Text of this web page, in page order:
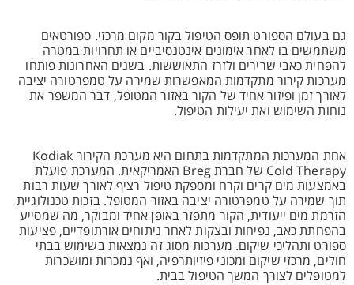
גם בעולם הספורט תופס הטיפול בקור מקום מרכזי. ספורטאים
משתמשים בו לאחר אימונים אינטנסיביים או תחרויות במטרה
להפחית כאבי שרירים ולזרז התאוששות. בשנים האחרונות פותחו
מערכות קירור מתקדמות המאפשרות שמירה על טמפרטורה יציבה
לאורך זמן ופיזור אחיד של הקור באזור המטופל, דבר המשפר את
נוחות השימוש ואת יעילות הטיפול.
אחת המערכות המתקדמות בתחום היא מערכת הקירור Kodiak
Cold Therapy של חברת Breg האמריקאית. המערכת פועלת
באמצעות מים קרים וקרח ומספקת טיפול רציף לאורך שעות רבות
תוך שמירה על טמפרטורה יציבה באזור המטופל. בזכות טכנולוגיית
הזרמת מים ייעודית, הקור מתפזר באופן אחיד ומבוקר, מה שמסייע
בהפחתת כאב, נפיחות ובצקות לאחר ניתוחים אורתופדיים, פציעות
ספורט ותהליכי שיקום. מערכות מסוג זה נמצאות בשימוש בבתי
חולים, מרכזי שיקום ומכוני פיזיותרפיה, ואף נמכרות ומושכרות
למטופלים לצורך המשך הטיפול בבית.